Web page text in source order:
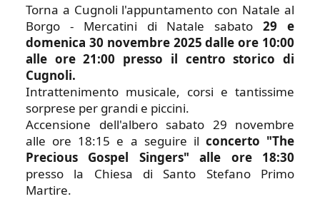
Torna a Cugnoli l'appuntamento con Natale al
Borgo - Mercatini di Natale sabato29 e
domenica 30 novembre 2025 dalle ore 10:00
alle ore 21:00 presso il centro storico di
Cugnoli.
Intrattenimento musicale, corsi e tantissime
sorprese per grandi e piccini.
Accensione dell'albero sabato 29 novembre
alle ore 18:15 e a seguire il concerto "The
Precious Gospel Singers" alle ore 18:30
presso la Chiesa di Santo Stefano Primo
Martire.